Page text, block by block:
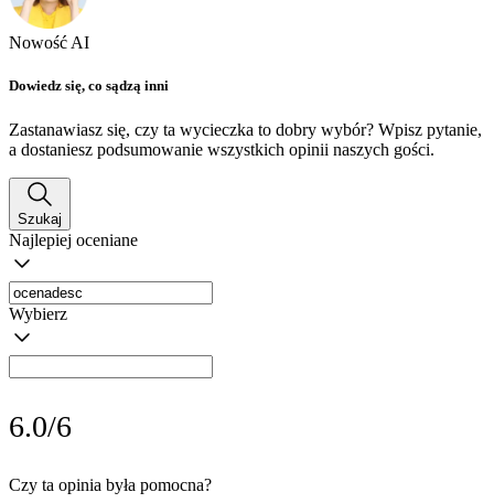
Nowość AI
Dowiedz się, co sądzą inni
Zastanawiasz się, czy ta wycieczka to dobry wybór? Wpisz pytanie,
a dostaniesz podsumowanie wszystkich opinii naszych gości.
Szukaj
Najlepiej oceniane
Wybierz
6.0/6
Czy ta opinia była pomocna?